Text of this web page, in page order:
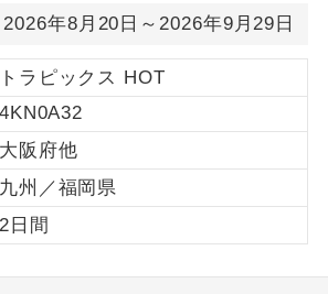
2026年8月20日～2026年9月29日
トラピックス HOT
4KN0A32
大阪府他
九州／福岡県
2日間
す。
女性限定でご参加いただけるコースで
す。
ご参加にあたり年齢に制限があるコース
です。
利用航空会社が指定なので、ご出発の計
画にとても便利です。